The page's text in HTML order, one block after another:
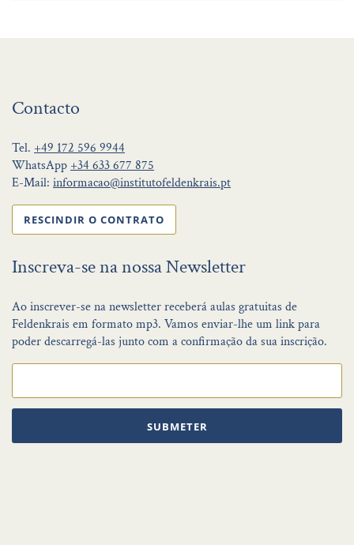
Contacto
Tel. +49 172 596 9944
WhatsApp +34 633 677 875
E-Mail: informacao@institutofeldenkrais.pt
RESCINDIR O CONTRATO
Inscreva-se na nossa Newsletter
Ao inscrever-se na newsletter receberá aulas gratuitas de
Feldenkrais em formato mp3. Vamos enviar-lhe um link para
poder descarregá-las junto com a confirmação da sua inscrição.
SUBMETER